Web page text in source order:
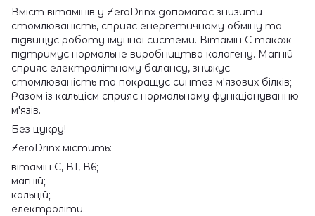
Вміст вітамінів у ZeroDrinx допомагає знизити
стомлюваність, сприяє енергетичному обміну та
підвищує роботу імунної системи. Вітамін С також
підтримує нормальне виробництво колагену. Магній
сприяє електролітному балансу, знижує
стомлюваність та покращує синтез м'язових білків;
Разом із кальцієм сприяє нормальному функціонуванню
м'язів.
Без цукру!
ZeroDrinx містить:
вітамін С, В1, В6;
магній;
кальцій;
електроліти.